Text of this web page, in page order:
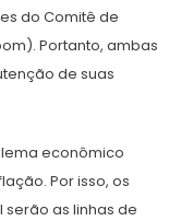
do Comitê de
Portanto, ambas
de suas
econômico
Por isso, os
as linhas de